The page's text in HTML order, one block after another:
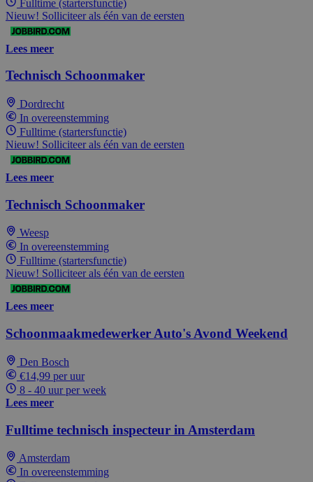
Fulltime (startersfunctie)
Nieuw! Solliciteer als één van de eersten
Lees meer
Technisch Schoonmaker
Dordrecht
In overeenstemming
Fulltime (startersfunctie)
Nieuw! Solliciteer als één van de eersten
Lees meer
Technisch Schoonmaker
Weesp
In overeenstemming
Fulltime (startersfunctie)
Nieuw! Solliciteer als één van de eersten
Lees meer
Schoonmaakmedewerker Auto's Avond Weekend
Den Bosch
€14,99 per uur
8 - 40 uur per week
Lees meer
Fulltime technisch inspecteur in Amsterdam
Amsterdam
In overeenstemming